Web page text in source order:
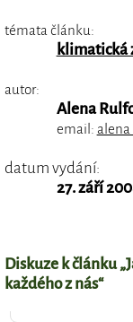
témata článku:
klimatická
autor:
Alena
email:
datum vydání:
27. září
Diskuze k článku
každého z nás“